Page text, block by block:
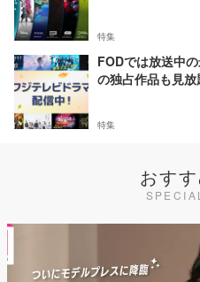
特集
FODでは放送中
の独占作品も見放
特集
おす